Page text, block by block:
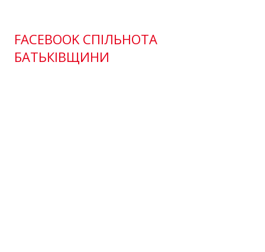
FACEBOOK СПІЛЬНОТА
БАТЬКІВЩИНИ